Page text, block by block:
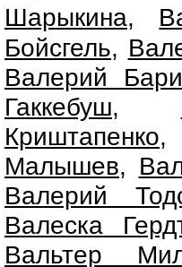
Шарыкина,
Бойсгель,
Валерий
Гаккебуш,
Криштапенко
Малышев,
Валерий
Валеска
Вальтер